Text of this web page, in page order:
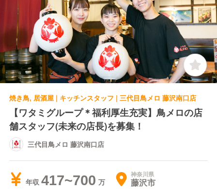
焼き鳥, 居酒屋 | キッチンスタッフ | 三代目鳥メロ 藤沢南口店
【ワタミグループ＊福利厚生充実】鳥メロの店
舗スタッフ(未来の店長)を募集！
三代目鳥メロ 藤沢南口店
年収 417~700 神奈川県
藤沢市